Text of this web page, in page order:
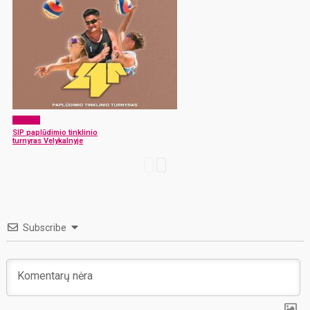
SIP paplūdimio tinklinio
turnyras Velykalnyje
Subscribe